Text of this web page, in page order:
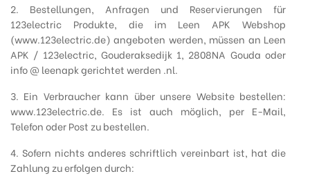
2. Bestellungen, Anfragen und Reservierungen für
123electric Produkte, die im Leen APK Webshop
(www.123electric.de) angeboten werden, müssen an Leen
APK / 123electric, Gouderaksedijk 1, 2808NA Gouda oder
info @ leenapk gerichtet werden .nl.
3. Ein Verbraucher kann über unsere Website bestellen:
www.123electric.de. Es ist auch möglich, per E-Mail,
Telefon oder Post zu bestellen.
4. Sofern nichts anderes schriftlich vereinbart ist, hat die
Zahlung zu erfolgen durch: